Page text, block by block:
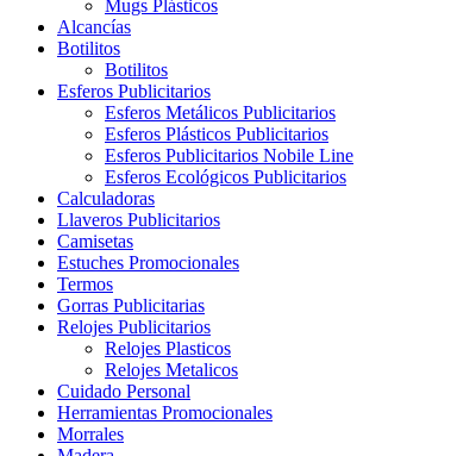
Mugs Plásticos
Alcancías
Botilitos
Botilitos
Esferos Publicitarios
Esferos Metálicos Publicitarios
Esferos Plásticos Publicitarios
Esferos Publicitarios Nobile Line
Esferos Ecológicos Publicitarios
Calculadoras
Llaveros Publicitarios
Camisetas
Estuches Promocionales
Termos
Gorras Publicitarias
Relojes Publicitarios
Relojes Plasticos
Relojes Metalicos
Cuidado Personal
Herramientas Promocionales
Morrales